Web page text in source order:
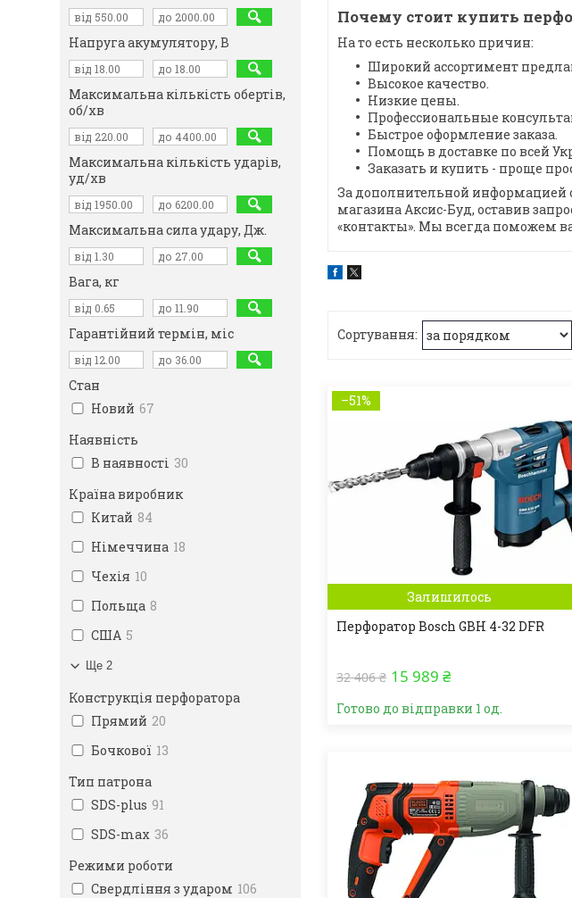
Почему стоит купить
На то есть несколько причин:
Широкий ассортимент
Высокое качество.
Низкие цены.
Профессиональные
Быстрое оформление заказа.
Помощь в доставке по всей
Заказать и купить - проще
За дополнительной информацией
магазина Аксис-Буд, оставив
«контакты». Мы всегда поможем
–51%
Залишилось
Перфоратор Bosch GBH 4-32 DFR
32 406 ₴ 15 989 ₴
Готово до відправки 1 од.
Напруга акумулятору, В
Максимальна кількість обертів,
об/хв
Максимальна кількість ударів,
уд/хв
Максимальна сила удару, Дж.
Вага, кг
Гарантійний термін, міс
Стан
Новий 67
Наявність
В наявності 30
Країна виробник
Китай 84
Німеччина 18
Чехія 10
Польща 8
США 5
Ще 2
Конструкція перфоратора
Прямий 20
Бочкової 13
Тип патрона
SDS-plus 91
SDS-max 36
Режими роботи
Свердління з ударом 106